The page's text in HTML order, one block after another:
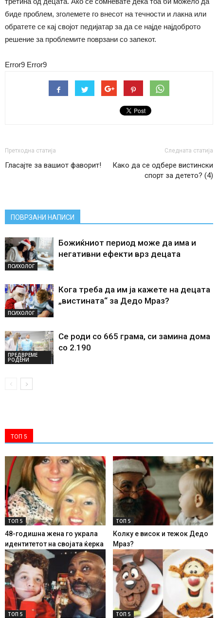
биде проблем, зголемете го внесот на течности и лакна или
обратете се кај својот педијатар за да се најде најдоброто
решение за проблемите поврзани со запекот.
Error9 Error9
Претходна статија
Гласајте за вашиот фаворит!
Следната статија
Како да се одбере вистински
спорт за детето? (4)
ПОВРЗАНИ НАПИСИ
ПСИХОЛОГ
Божиќниот период може да има и
негативни ефекти врз децата
ПСИХОЛОГ
Кога треба да им ја кажете на децата
„вистината“ за Дедо Мраз?
ПРЕДВРЕМЕ
РОДЕНИ
Се роди со 665 грама, си замина дома
со 2.190
ТОП 5
ТОП 5
48-годишна жена го украла
идентитетот на својата ќерка
ТОП 5
Колку е висок и тежок Дедо
Мраз?
ТОП 5 ТОП 5